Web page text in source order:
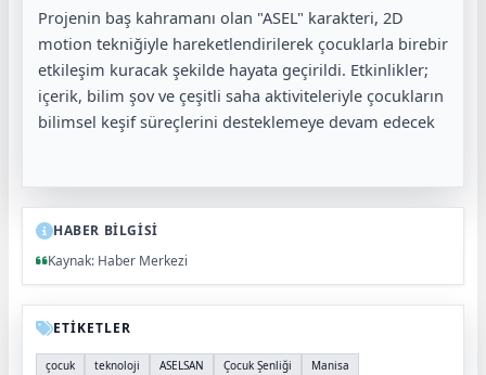
Projenin baş kahramanı olan "ASEL" karakteri, 2D
motion tekniğiyle hareketlendirilerek çocuklarla birebir
etkileşim kuracak şekilde hayata geçirildi. Etkinlikler;
içerik, bilim şov ve çeşitli saha aktiviteleriyle çocukların
bilimsel keşif süreçlerini desteklemeye devam edecek
HABER BİLGİSİ
Kaynak: Haber Merkezi
ETİKETLER
çocuk teknoloji ASELSAN Çocuk Şenliği Manisa